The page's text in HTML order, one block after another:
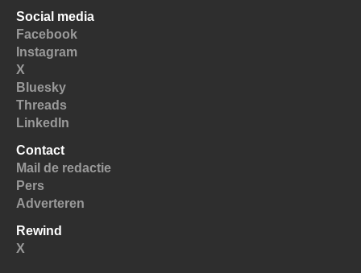
Social media
Facebook
Instagram
X
Bluesky
Threads
LinkedIn
Contact
Mail de redactie
Pers
Adverteren
Rewind
X